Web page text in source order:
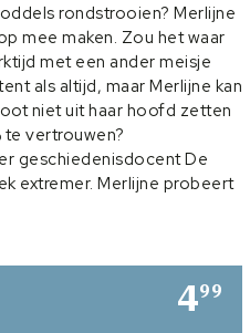
rondstrooien? Merlijne
mee maken. Zou het waar
met een ander meisje
als altijd, maar Merlijne kan
niet uit haar hoofd zetten
te vertrouwen?
geschiedenisdocent De
extremer. Merlijne probeert
wordt haar niet
volledig uit de hand lijkt
de situatie tot een keer te
in dank afgenomen …
een boeiend deel in de
499